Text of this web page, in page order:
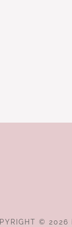
© 2026